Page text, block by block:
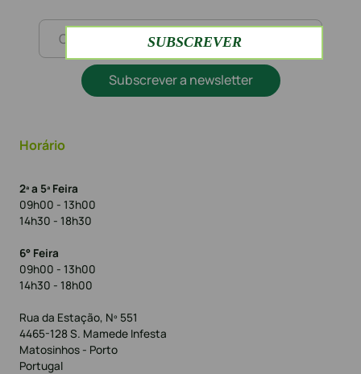
Subscrever a newsletter
Horário
2ª a 5ª Feira
09h00 - 13h00
14h30 - 18h30
6° Feira
09h00 - 13h00
14h30 - 18h00
Rua da Estação, Nº 551
4465-128 S. Mamede Infesta
Matosinhos - Porto
Portugal